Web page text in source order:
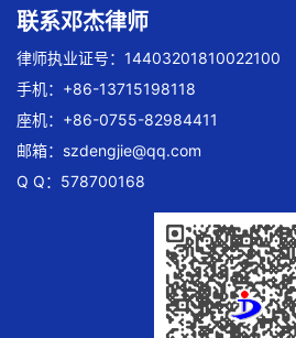
联系邓杰律师
律师执业证号：14403201810022100
手机：+86-13715198118
座机：+86-0755-82984411
邮箱： szdengjie@qq.com
Q Q：578700168